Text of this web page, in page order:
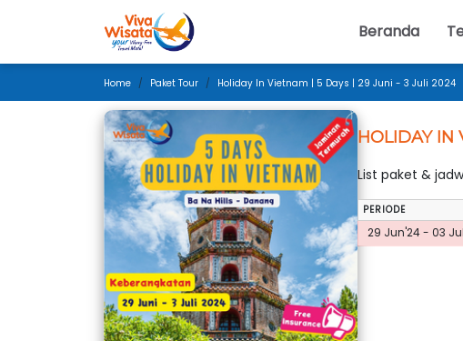
Beranda
Home Paket Tour Holiday In Vietnam | 5 Days | 29 Juni - 3 Juli 2024
HOLIDAY IN
List paket &
PERIODE
29 Jun'24 - 03